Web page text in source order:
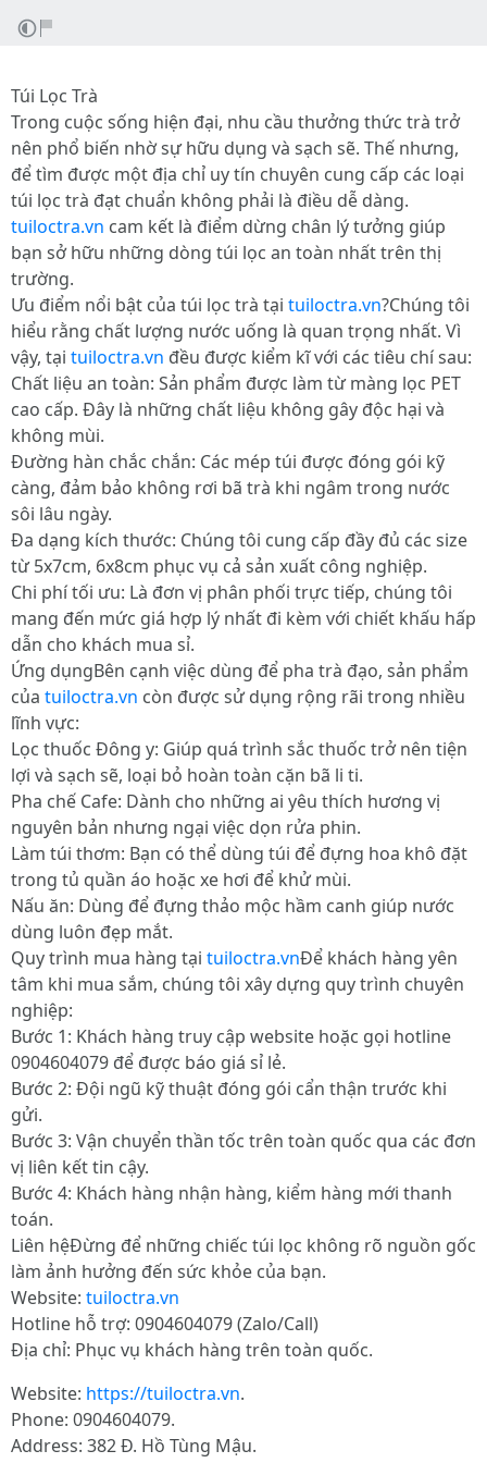
Túi Lọc Trà
Trong cuộc sống hiện đại, nhu cầu thưởng thức trà trở
nên phổ biến nhờ sự hữu dụng và sạch sẽ. Thế nhưng,
để tìm được một địa chỉ uy tín chuyên cung cấp các loại
túi lọc trà đạt chuẩn không phải là điều dễ dàng.
tuiloctra.vn cam kết là điểm dừng chân lý tưởng giúp
bạn sở hữu những dòng túi lọc an toàn nhất trên thị
trường.
Ưu điểm nổi bật của túi lọc trà tại tuiloctra.vn?Chúng tôi
hiểu rằng chất lượng nước uống là quan trọng nhất. Vì
vậy, tại tuiloctra.vn đều được kiểm kĩ với các tiêu chí sau:
Chất liệu an toàn: Sản phẩm được làm từ màng lọc PET
cao cấp. Đây là những chất liệu không gây độc hại và
không mùi.
Đường hàn chắc chắn: Các mép túi được đóng gói kỹ
càng, đảm bảo không rơi bã trà khi ngâm trong nước
sôi lâu ngày.
Đa dạng kích thước: Chúng tôi cung cấp đầy đủ các size
từ 5x7cm, 6x8cm phục vụ cả sản xuất công nghiệp.
Chi phí tối ưu: Là đơn vị phân phối trực tiếp, chúng tôi
mang đến mức giá hợp lý nhất đi kèm với chiết khấu hấp
dẫn cho khách mua sỉ.
Ứng dụngBên cạnh việc dùng để pha trà đạo, sản phẩm
của tuiloctra.vn còn được sử dụng rộng rãi trong nhiều
lĩnh vực:
Lọc thuốc Đông y: Giúp quá trình sắc thuốc trở nên tiện
lợi và sạch sẽ, loại bỏ hoàn toàn cặn bã li ti.
Pha chế Cafe: Dành cho những ai yêu thích hương vị
nguyên bản nhưng ngại việc dọn rửa phin.
Làm túi thơm: Bạn có thể dùng túi để đựng hoa khô đặt
trong tủ quần áo hoặc xe hơi để khử mùi.
Nấu ăn: Dùng để đựng thảo mộc hầm canh giúp nước
dùng luôn đẹp mắt.
Quy trình mua hàng tại tuiloctra.vnĐể khách hàng yên
tâm khi mua sắm, chúng tôi xây dựng quy trình chuyên
nghiệp:
Bước 1: Khách hàng truy cập website hoặc gọi hotline
0904604079 để được báo giá sỉ lẻ.
Bước 2: Đội ngũ kỹ thuật đóng gói cẩn thận trước khi
gửi.
Bước 3: Vận chuyển thần tốc trên toàn quốc qua các đơn
vị liên kết tin cậy.
Bước 4: Khách hàng nhận hàng, kiểm hàng mới thanh
toán.
Liên hệĐừng để những chiếc túi lọc không rõ nguồn gốc
làm ảnh hưởng đến sức khỏe của bạn.
Website: tuiloctra.vn
Hotline hỗ trợ: 0904604079 (Zalo/Call)
Địa chỉ: Phục vụ khách hàng trên toàn quốc.
Website: https://tuiloctra.vn.
Phone: 0904604079.
Address: 382 Đ. Hồ Tùng Mậu.